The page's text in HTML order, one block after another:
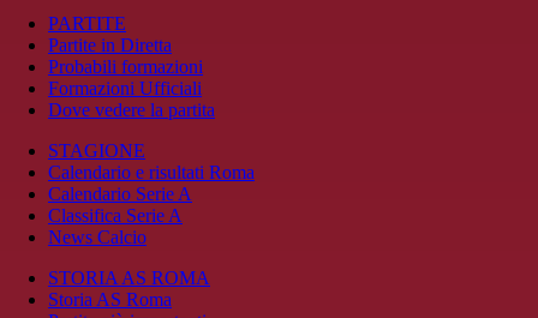
PARTITE
Partite in Diretta
Probabili formazioni
Formazioni Ufficiali
Dove vedere la partita
STAGIONE
Calendario e risultati Roma
Calendario Serie A
Classifica Serie A
News Calcio
STORIA AS ROMA
Storia AS Roma